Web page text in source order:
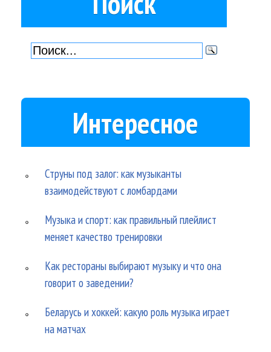
Интересное
Струны под залог: как музыканты
взаимодействуют с ломбардами
Музыка и спорт: как правильный плейлист
меняет качество тренировки
Как рестораны выбирают музыку и что она
говорит о заведении?
Беларусь и хоккей: какую роль музыка играет
на матчах